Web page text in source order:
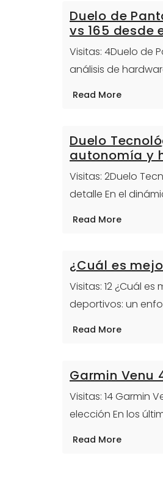
Duelo de
vs 165 desde
Visitas: 4Duelo de
análisis de
Read More
Duelo
autonomía y
Visitas: 2Duelo
detalle En el
Read More
¿Cuál es
Visitas: 12 ¿Cuál
deportivos: un
Read More
Garmin Venu
Visitas: 14 Garmin
elección En los
Read More